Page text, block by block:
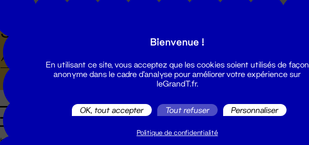
Suivez toutes les actualités du Grand T :
Billetterie
billetterie@leGrandT.fr
Bienvenue !
En utilisant ce site, vous acceptez que les cookies soient utilisés de façon
anonyme dans le cadre d'analyse pour améliorer votre expérience sur
leGrandT.fr.
OK, tout accepter Tout refuser Personnaliser
Politique de confidentialité